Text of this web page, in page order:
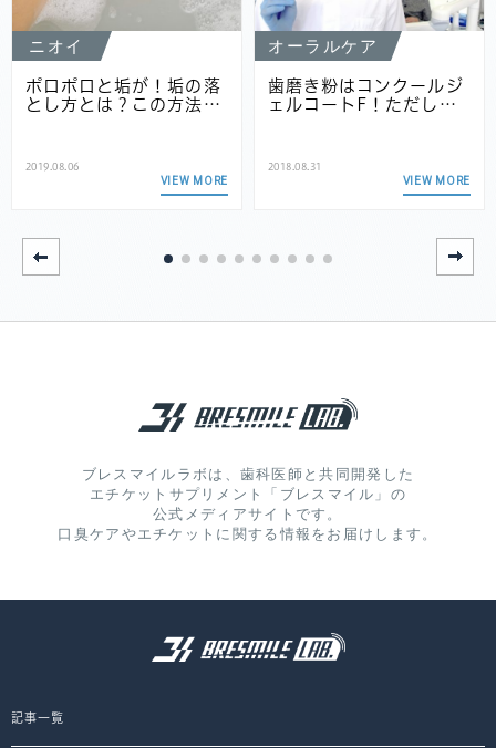
ニオイ
ポロポロと垢が！垢の落
とし方とは？この方法…
2019.08.06
VIEW MORE
オーラルケア
歯磨き粉はコンクールジ
ェルコートF！ただし…
2018.08.31
VIEW MORE
ブレスマイルラボは、歯科医師と共同開発した
エチケットサプリメント「ブレスマイル」の
公式メディアサイトです。
口臭ケアやエチケットに関する情報をお届けします。
記事一覧